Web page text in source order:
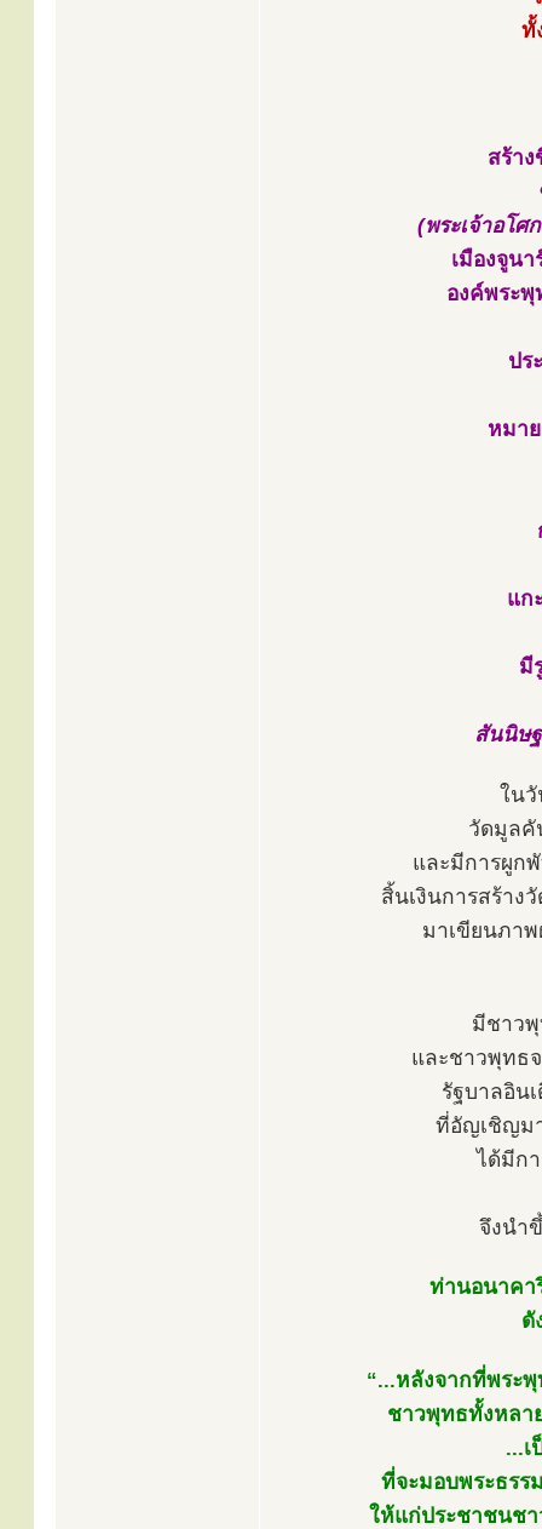
ทั้
สร้า
(พระเจ้าอโ
เมืองจูน
องค์พระพุ
ปร
หมา
แก
มี
สันนิษ
ใน
วัดมูลคั
และมีการผูก
สิ้นเงินการสร้าง
มาเขียนภา
มีชาวพุ
และชาวพุทธ
รัฐบาลอิน
ที่อัญเชิญม
ได้มีก
จึงนำ
ท่านอนาคา
ดั
“...หลังจากที่พระ
ชาวพุทธทั้งหลา
...
ที่จะมอบพระธร
ให้แก่ประชาชนช